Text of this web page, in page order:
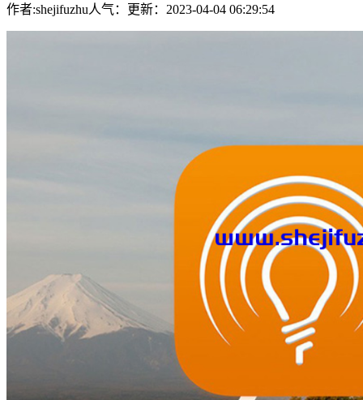
作者:shejifuzhu人气： 更新：2023-04-04 06:29:54